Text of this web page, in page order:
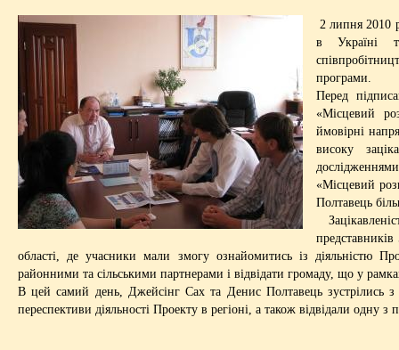
2 липня 2010
в Україні
програми.
Перед
«Місцевий
ймовірні
високу
«Місцевий
Полтавець
області, де учасники мали змогу ознайомитись із діяльністю
районними та сільськими партнерами і відвідати громаду, що у
В цей самий день, Джейсінг Сах та Денис Полтавець зустрілись
переспективи діяльності Проекту в регіоні, а також відвідали одну